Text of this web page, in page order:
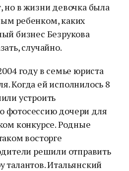
но в жизни девочка была
ребенком, каких
бизнес Безрукова
случайно.
году в семье юриста
Когда ей исполнилось 8
устроить
фотосессию дочери для
конкурсе. Родные
восторге
решили отправить
талантов. Итальянский